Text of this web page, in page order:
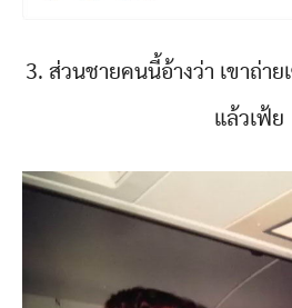
3. ส่วนชายคนนี้อ้างว่า เขาถ่า
แล้วเฟ้ย